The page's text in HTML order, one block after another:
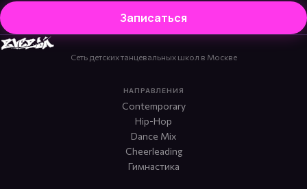
Записаться
Сеть детских танцевальных школ в Москве
НАПРАВЛЕНИЯ
Contemporary
Hip-Hop
Dance Mix
Cheerleading
Гимнастика